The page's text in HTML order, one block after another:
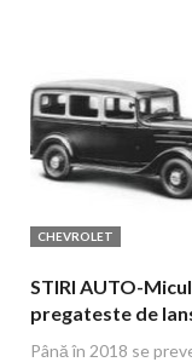
CHEVROLET
STIRI AUTO-
pregateste de
Până în 2018 se